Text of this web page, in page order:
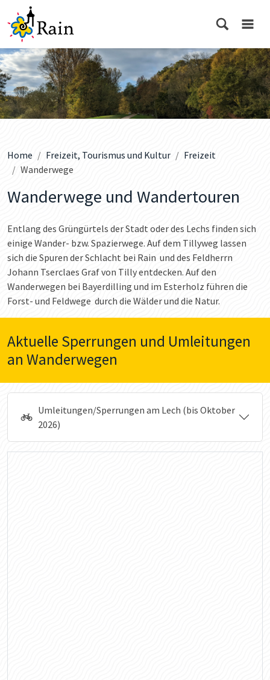
Home Freizeit, Tourismus und Kultur
Freizeit
Wanderwege
Wanderwege und Wandertouren
Entlang des Grüngürtels der Stadt oder des Lechs finden sich
einige Wander- bzw. Spazierwege. Auf dem Tillyweg lassen
sich die Spuren der Schlacht bei Rain und des Feldherrn
Johann Tserclaes Graf von Tilly entdecken. Auf den
Wanderwegen bei Bayerdilling und im Esterholz führen die
Forst- und Feldwege durch die Wälder und die Natur.
Aktuelle Sperrungen und Umleitungen
an Wanderwegen
Umleitungen/Sperrungen am Lech (bis Oktober
2026)